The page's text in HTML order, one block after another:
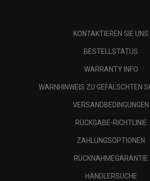
KONTAKTIEREN SIE UNS
BESTELLSTATUS
WARRANTY INFO
WARNHINWEIS ZU GEFÄLSCHTEN
VERSANDBEDINGUNGEN
RÜCKGABE-RICHTLINIE
ZAHLUNGSOPTIONEN
RÜCKNAHMEGARANTIE
HÄNDLERSUCHE